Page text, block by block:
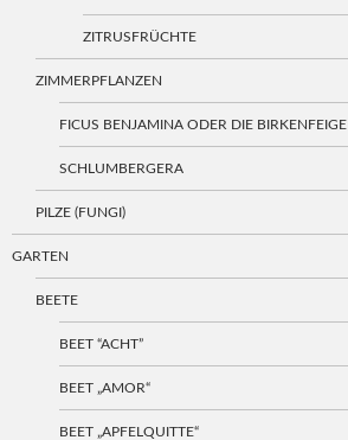
ZITRUSFRÜCHTE
ZIMMERPFLANZEN
FICUS BENJAMINA ODER DIE BIRKENFEIGE
SCHLUMBERGERA
PILZE (FUNGI)
GARTEN
BEETE
BEET “ACHT”
BEET „AMOR“
BEET „APFELQUITTE“